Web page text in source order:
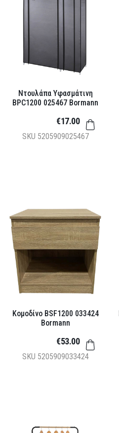
Ντουλάπα Υφασμάτινη
BPC1200 025467 Bormann
SKU 5205909025467
€17.00
Κομοδίνο BSF1200 033424
Bormann
SKU 5205909033424
€53.00